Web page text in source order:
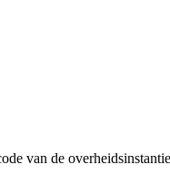
van de